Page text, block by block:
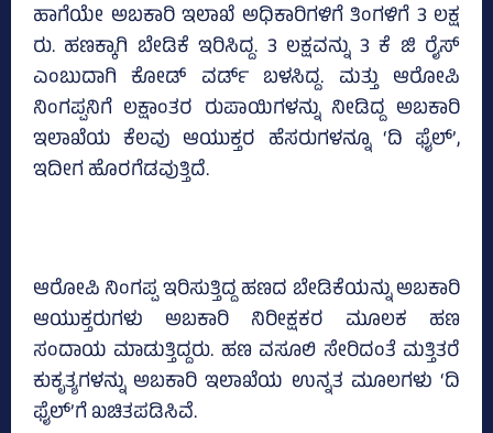
ಹಾಗೆಯೇ ಅಬಕಾರಿ ಇಲಾಖೆ ಅಧಿಕಾರಿಗಳಿಗೆ ತಿಂಗಳಿಗೆ 3 ಲಕ್ಷ
ರು. ಹಣಕ್ಕಾಗಿ ಬೇಡಿಕೆ ಇರಿಸಿದ್ದ. 3 ಲಕ್ಷವನ್ನು 3 ಕೆ ಜಿ ರೈಸ್‌
ಎಂಬುದಾಗಿ ಕೋಡ್‌ ವರ್ಡ್‌ ಬಳಸಿದ್ದ. ಮತ್ತು ಆರೋಪಿ
ನಿಂಗಪ್ಪನಿಗೆ ಲಕ್ಷಾಂತರ ರುಪಾಯಿಗಳನ್ನು ನೀಡಿದ್ದ ಅಬಕಾರಿ
ಇಲಾಖೆಯ ಕೆಲವು ಆಯುಕ್ತರ ಹೆಸರುಗಳನ್ನೂ ‘ದಿ ಫೈಲ್‌’,
ಇದೀಗ ಹೊರಗೆಡವುತ್ತಿದೆ.
ಆರೋಪಿ ನಿಂಗಪ್ಪ ಇರಿಸುತ್ತಿದ್ದ ಹಣದ ಬೇಡಿಕೆಯನ್ನು ಅಬಕಾರಿ
ಆಯುಕ್ತರುಗಳು ಅಬಕಾರಿ ನಿರೀಕ್ಷಕರ ಮೂಲಕ ಹಣ
ಸಂದಾಯ ಮಾಡುತ್ತಿದ್ದರು. ಹಣ ವಸೂಲಿ ಸೇರಿದಂತೆ ಮತ್ತಿತರೆ
ಕುಕೃತ್ಯಗಳನ್ನು ಅಬಕಾರಿ ಇಲಾಖೆಯ ಉನ್ನತ ಮೂಲಗಳು ‘ದಿ
ಫೈಲ್‌’ಗೆ ಖಚಿತಪಡಿಸಿವೆ.